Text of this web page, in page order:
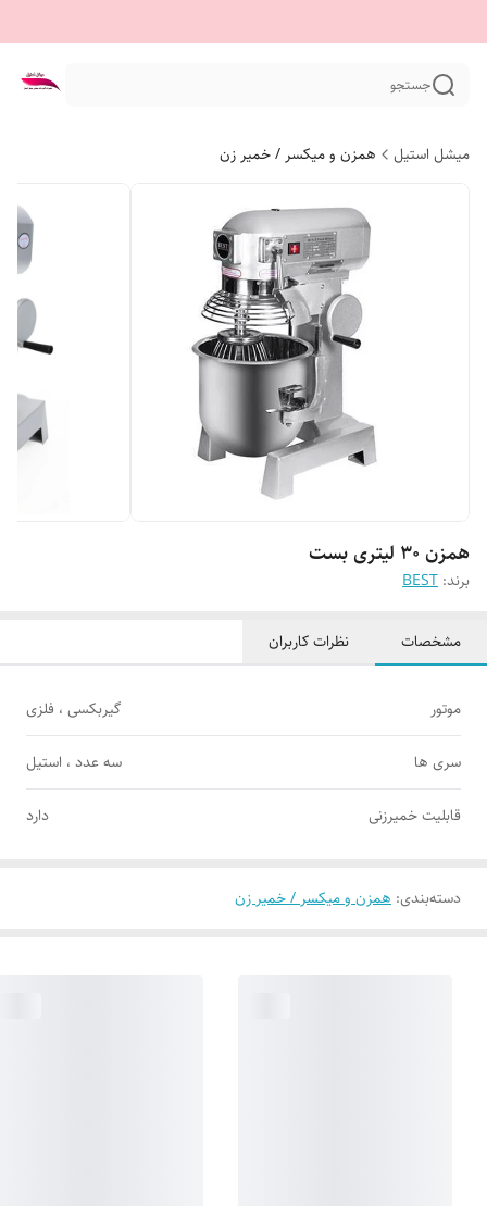
جستجو
میشل استیل همزن و میکسر / خمیر زن
همزن ۳۰ لیتری بست
برند: BEST
مشخصات نظرات کاربران
موتور گیربکسی ، فلزی
سری ها سه عدد ، استیل
قابلیت خمیرزنی دارد
دسته‌بندی: همزن و میکسر / خمیر زن